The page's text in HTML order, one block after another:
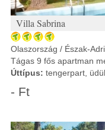
Villa Sabrina
Olaszország / Észak-
Tágas 9 fős apartman
Úttípus: tengerpart,
- Ft